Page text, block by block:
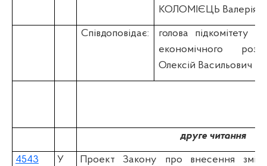
КОЛОМІЄЦЬ Валерія
Співдоповідає:
голова підкомітету
економічного
Олексій Васильович
друге читання
4543 У
Проект Закону про внесення